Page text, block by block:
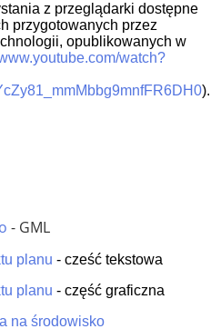
z przeglądarki dostępne
przygotowanych przez
opublikowanych w
watch?
).
- GML
planu - cześć tekstowa
planu - część graficzna
na środowisko